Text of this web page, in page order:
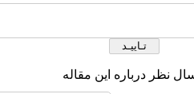
نظر درباره این مقاله